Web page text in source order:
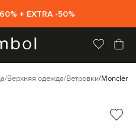
+ EXTRA -50%
Верхняя одежда Ветровки Moncler